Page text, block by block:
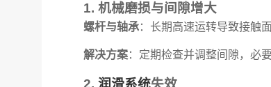
1. 机械磨损与间隙增大
螺杆与轴承：长期高速运转导致接触
解决方案：定期检查并调整间隙，必